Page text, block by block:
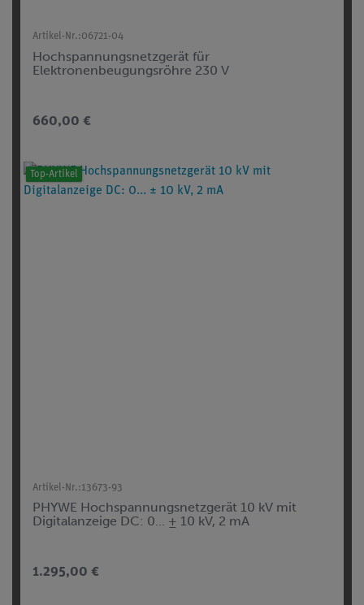
Artikel-Nr.:06721-04
Hochspannungsnetzgerät für
Elektronenbeugungsröhre 230 V
660,00 €
Top-Artikel
Artikel-Nr.:13673-93
PHYWE Hochspannungsnetzgerät 10 kV mit
Digitalanzeige DC: 0... ± 10 kV, 2 mA
1.295,00 €